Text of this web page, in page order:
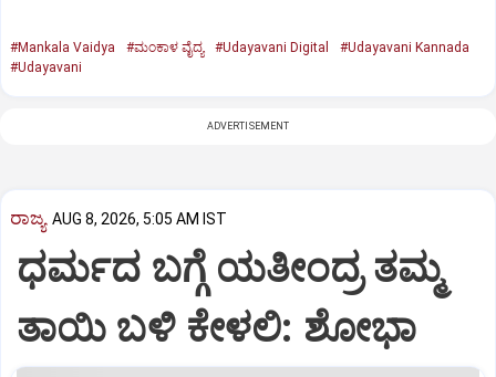
#Mankala Vaidya #ಮಂಕಾಳ ವೈದ್ಯ #Udayavani Digital
#Udayavani Kannada
#Udayavani
ADVERTISEMENT
ರಾಜ್ಯ AUG 8, 2026, 5:05 AM IST
ಧರ್ಮದ ಬಗ್ಗೆ ಯತೀಂದ್ರ ತಮ್ಮ
ತಾಯಿ ಬಳಿ ಕೇಳಲಿ: ಶೋಭಾ